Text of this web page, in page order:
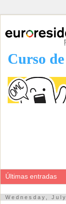
Curso
Wednesday,